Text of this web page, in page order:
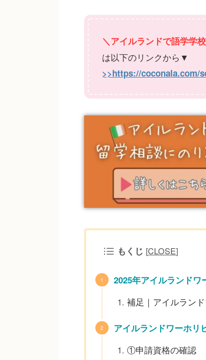
＼アイルランドで語学学
は以下のリンクから▼
>>https://coconala.com/
もくじ [CLOSE]
2025年アイルランド
補足｜アイルラン
アイルランドワーホリ
①申請資格の確認